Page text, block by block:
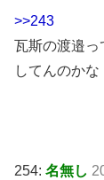
>>243
瓦斯の渡邉っ
してんのかな
254: 名無し